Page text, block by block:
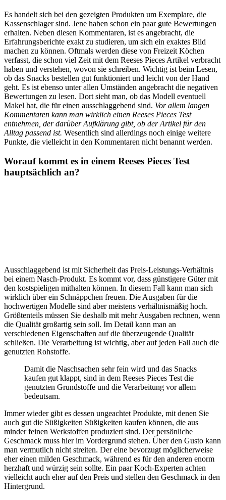
Es handelt sich bei den gezeigten Produkten um Exemplare, die
Kassenschlager sind. Jene haben schon ein paar gute Bewertungen
erhalten. Neben diesen Kommentaren, ist es angebracht, die
Erfahrungsberichte exakt zu studieren, um sich ein exaktes Bild
machen zu können. Oftmals werden diese von Freizeit Köchen
verfasst, die schon viel Zeit mit dem Reeses Pieces Artikel verbracht
haben und verstehen, wovon sie schreiben. Wichtig ist beim Lesen,
ob das Snacks bestellen gut funktioniert und leicht von der Hand
geht. Es ist ebenso unter allen Umständen angebracht die negativen
Bewertungen zu lesen. Dort sieht man, ob das Modell eventuell
Makel hat, die für einen ausschlaggebend sind. Vor allem langen
Kommentaren kann man wirklich einen Reeses Pieces Test
entnehmen, der darüber Aufklärung gibt, ob der Artikel für den
Alltag passend ist. Wesentlich sind allerdings noch einige weitere
Punkte, die vielleicht in den Kommentaren nicht benannt werden.
Worauf kommt es in einem Reeses Pieces Test
hauptsächlich an?
Ausschlaggebend ist mit Sicherheit das Preis-Leistungs-Verhältnis
bei einem Nasch-Produkt. Es kommt vor, dass günstigere Güter mit
den kostspieligen mithalten können. In diesem Fall kann man sich
wirklich über ein Schnäppchen freuen. Die Ausgaben für die
hochwertigen Modelle sind aber meistens verhältnismäßig hoch.
Größtenteils müssen Sie deshalb mit mehr Ausgaben rechnen, wenn
die Qualität großartig sein soll. Im Detail kann man an
verschiedenen Eigenschaften auf die überzeugende Qualität
schließen. Die Verarbeitung ist wichtig, aber auf jeden Fall auch die
genutzten Rohstoffe.
Damit die Naschsachen sehr fein wird und das Snacks
kaufen gut klappt, sind in dem Reeses Pieces Test die
genutzten Grundstoffe und die Verarbeitung vor allem
bedeutsam.
Immer wieder gibt es dessen ungeachtet Produkte, mit denen Sie
auch gut die Süßigkeiten Süßigkeiten kaufen können, die aus
minder feinen Werkstoffen produziert sind. Der persönliche
Geschmack muss hier im Vordergrund stehen. Über den Gusto kann
man vermutlich nicht streiten. Der eine bevorzugt möglicherweise
eher einen milden Geschmack, während es für den anderen enorm
herzhaft und würzig sein sollte. Ein paar Koch-Experten achten
vielleicht auch eher auf den Preis und stellen den Geschmack in den
Hintergrund.